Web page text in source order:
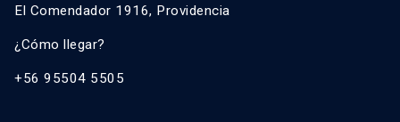
El Comendador 1916, Providencia
¿Cómo llegar?
+56 95504 5505